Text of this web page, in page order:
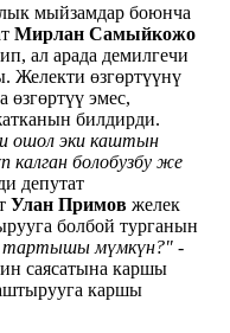
мыйзамдар боюнча
Мирлан Самыйкожо
ал арада демилгечи
Желекти өзгөртүүнү
өзгөртүү эмес,
билдирди.
ошол эки каштын
калган болобузбу же
депутат
Улан Примов желек
болбой турганын
мүмкүн?" -
саясатына каршы
каршы